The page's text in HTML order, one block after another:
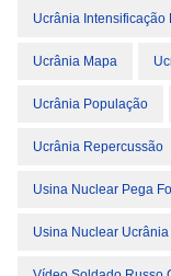
Ucrânia Intensificação
Ucrânia Mapa
Ucrânia População
Ucrânia Repercussão
Usina Nuclear Pega
Usina Nuclear